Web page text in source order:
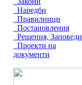
Наредби
Правилници
Постановления
Решения, Заповеди
Проекти на
документи